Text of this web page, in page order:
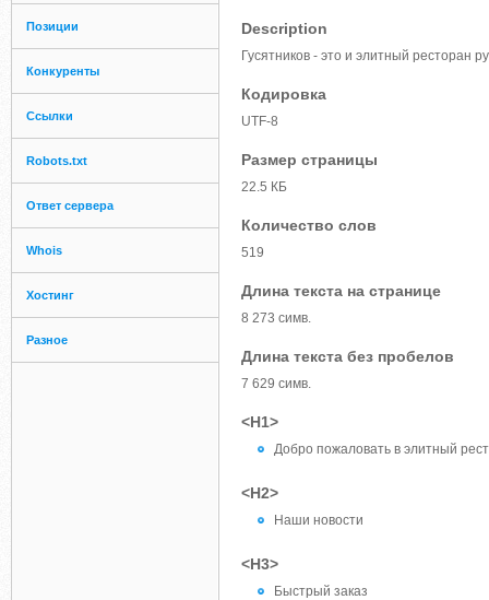
Позиции
Конкуренты
Ссылки
Robots.txt
Ответ сервера
Whois
Хостинг
Разное
Description
Гусятников - это и элитный ресторан
Кодировка
UTF-8
Размер страницы
22.5 КБ
Количество слов
519
Длина текста на странице
8 273 симв.
Длина текста без пробелов
7 629 симв.
<H1>
Добро пожаловать в элитный
<H2>
Наши новости
<H3>
Быстрый заказ